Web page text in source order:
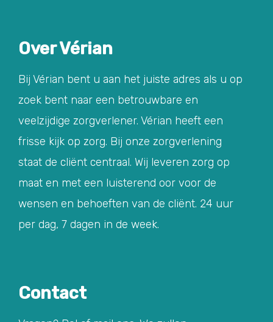
Over Vérian
Bij Vérian bent u aan het juiste adres als u op
zoek bent naar een betrouwbare en
veelzijdige zorgverlener. Vérian heeft een
frisse kijk op zorg. Bij onze zorgverlening
staat de cliënt centraal. Wij leveren zorg op
maat en met een luisterend oor voor de
wensen en behoeften van de cliënt. 24 uur
per dag, 7 dagen in de week.
Contact